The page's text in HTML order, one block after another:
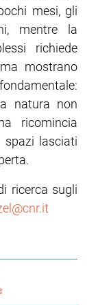
mesi, gli
mentre la
richiede
mostrano
natura non
ricomincia
spazi lasciati
ricerca sugli